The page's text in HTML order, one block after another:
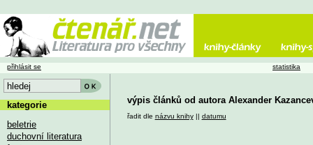
výpis článků od autora Alexander
řadit dle názvu knihy|| datumu
přihlásit se statistika
kategorie
beletrie
duchovní literatura